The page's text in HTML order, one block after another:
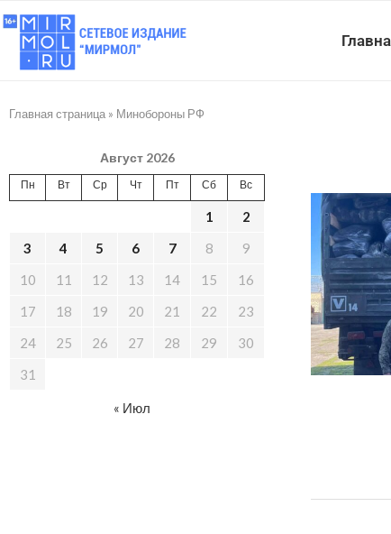
Главная страница » Минобороны РФ
Август 2026
Пн Вт Ср Чт Пт Сб Вс
1
2
3
4 5 6 7 8
9
10
11 12 13 14 15
16
17
18 19 20 21 22
23
24
25 26 27 28 29
30
31
« Июл